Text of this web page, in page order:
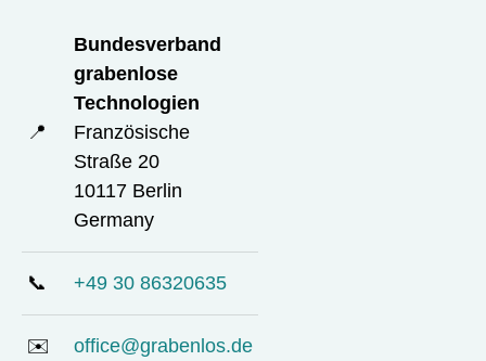
📍
Bundesverband
grabenlose
Technologien
Französische
Straße 20
10117 Berlin
Germany
📞 +49 30 86320635
✉️ office@grabenlos.de